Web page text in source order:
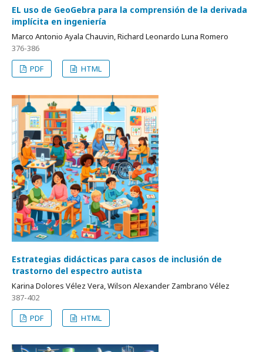
EL uso de GeoGebra para la comprensión de la derivada
implícita en ingeniería
Marco Antonio Ayala Chauvin, Richard Leonardo Luna Romero
376-386
PDF
HTML
Estrategias didácticas para casos de inclusión de
trastorno del espectro autista
Karina Dolores Vélez Vera, Wilson Alexander Zambrano Vélez
387-402
PDF
HTML